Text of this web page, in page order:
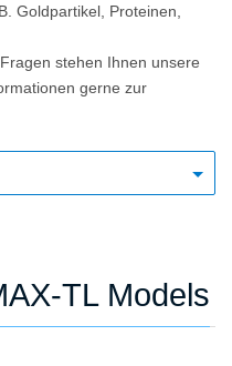
Goldpartikel, Proteinen,
stehen Ihnen unsere
gerne zur
TL Models